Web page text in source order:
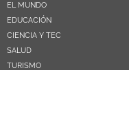
EL MUNDO
EDUCACIÓN
CIENCIA Y TEC
SALUD
TURISMO